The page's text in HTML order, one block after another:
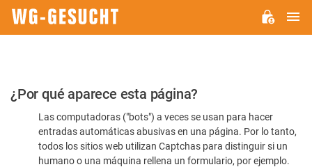
Por
favor,
confirme
¿Por qué aparece esta página?
Las computadoras ("bots") a veces se usan para hacer
entradas automáticas abusivas en una página. Por lo tanto,
todos los sitios web utilizan Captchas para distinguir si un
humano o una máquina rellena un formulario, por ejemplo.